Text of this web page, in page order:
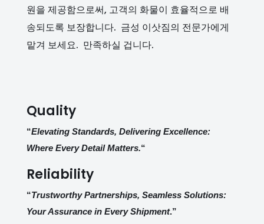
원을 제공함으로써, 고객의 화물이 효율적으로 배
송되도록 보장합니다. 금성 이삿짐의 전문가에게
맡겨 보세요. 만족하실 겁니다.
Quality
“Elevating Standards, Delivering Excellence:
Where Every Detail Matters.“
Reliability
“Trustworthy Partnerships, Seamless Solutions:
Your Assurance in Every Shipment.”